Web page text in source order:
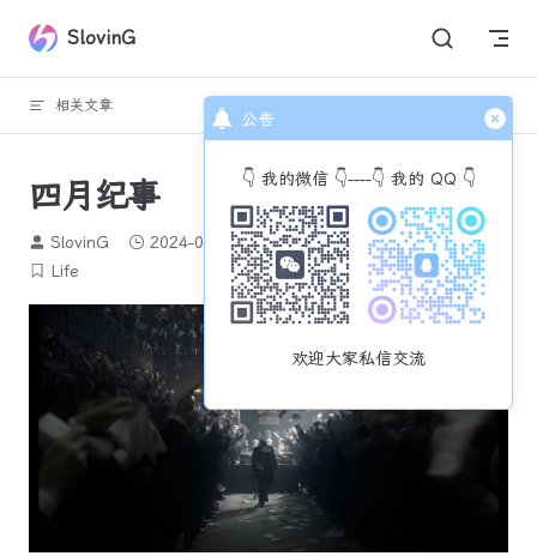
公告
👇 我的微信 👇----👇 我的 QQ 👇
欢迎大家私信交流
Skip to content
SlovinG
相关文章 回到顶部
四月纪事
SlovinG 2024-05-01 595 个字
3 分钟
Life